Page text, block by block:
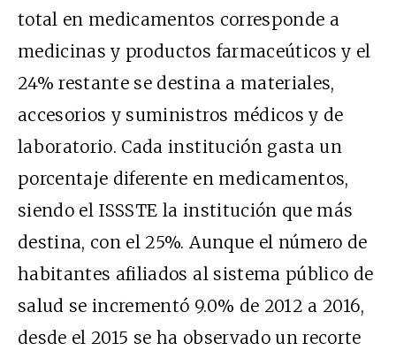
total en medicamentos corresponde a
medicinas y productos farmaceúticos y el
24% restante se destina a materiales,
accesorios y suministros médicos y de
laboratorio. Cada institución gasta un
porcentaje diferente en medicamentos,
siendo el ISSSTE la institución que más
destina, con el 25%. Aunque el número de
habitantes afiliados al sistema público de
salud se incrementó 9.0% de 2012 a 2016,
desde el 2015 se ha observado un recorte